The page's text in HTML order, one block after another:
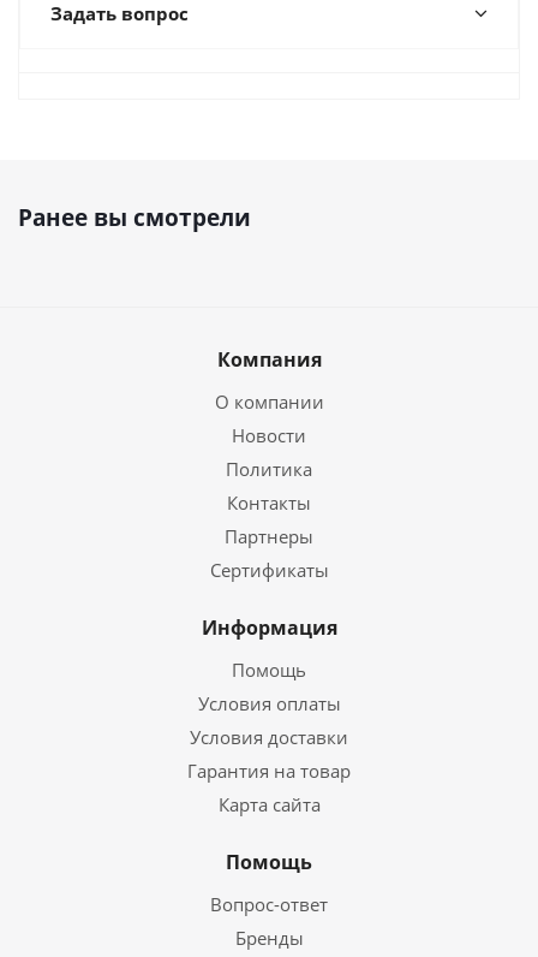
Задать вопрос
Ранее вы смотрели
Компания
О компании
Новости
Политика
Контакты
Партнеры
Сертификаты
Информация
Помощь
Условия оплаты
Условия доставки
Гарантия на товар
Карта сайта
Помощь
Вопрос-ответ
Бренды